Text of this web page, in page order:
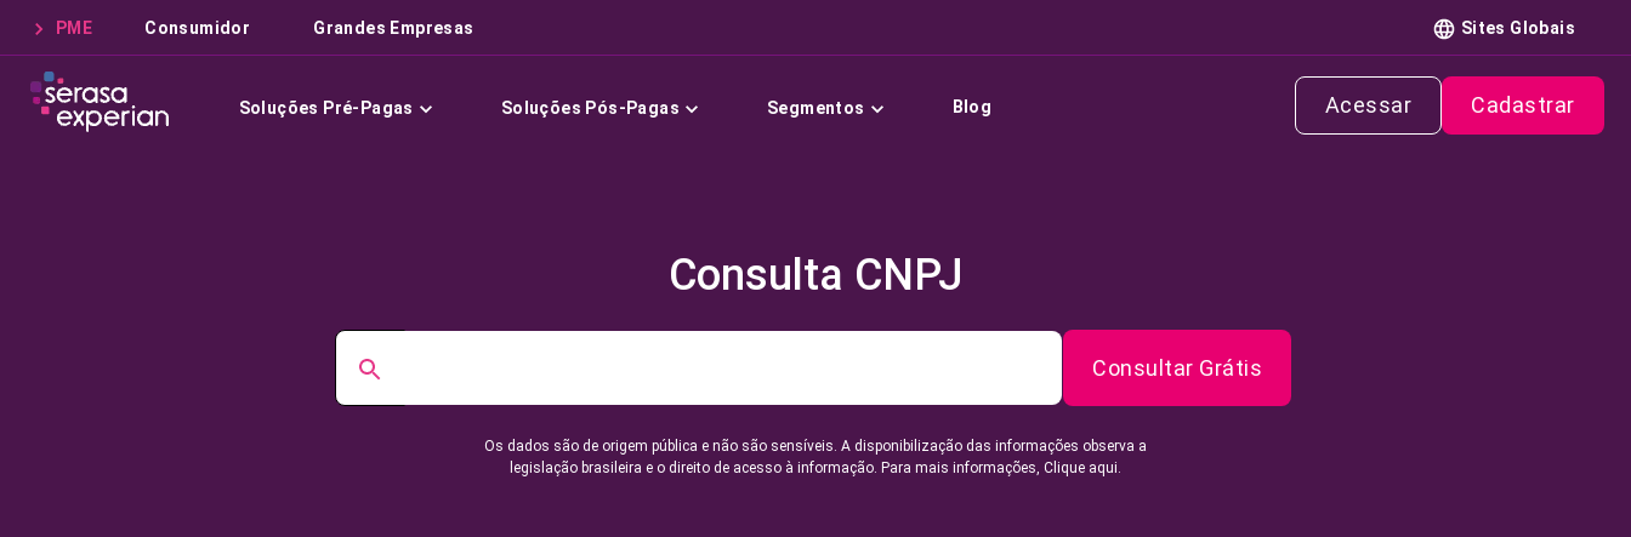
PME Consumidor Grandes Empresas Sites Globais
Soluções Pré-Pagas Soluções Pós-Pagas Segmentos Blog Acessar Cadastrar
Consulta CNPJ
Consultar Grátis
Os dados são de origem pública e não são sensíveis. A disponibilização das informações observa a
legislação brasileira e o direito de acesso à informação. Para mais informações, Clique aqui.